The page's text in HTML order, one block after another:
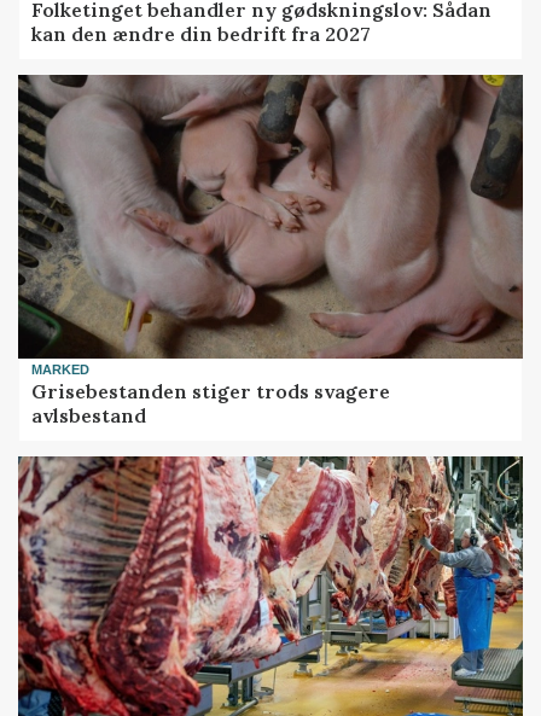
Folketinget behandler ny gødskningslov: Sådan
kan den ændre din bedrift fra 2027
MARKED
Grisebestanden stiger trods svagere
avlsbestand